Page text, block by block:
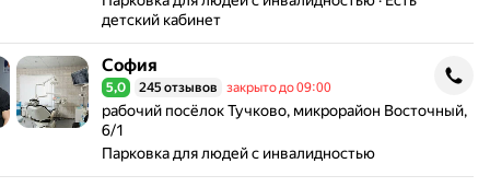
детский кабинет
София София
Рейтинг 5,0 из 5
5,0 245 отзывов закрыто до 09:00
Адрес: рабочий посёлок Тучково, микрорайон
рабочий посёлок Тучково, микрорайон Восточный,
6/1
Парковка для людей с инвалидностью